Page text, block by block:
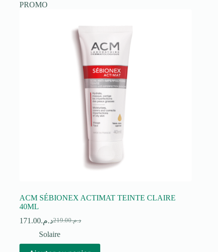
PROMO
ACM SÉBIONEX ACTIMAT TEINTE CLAIRE
40ML
د.م.219.00
Le
prix
était :
د.م.171.00
Le
prix
est :
Solaire